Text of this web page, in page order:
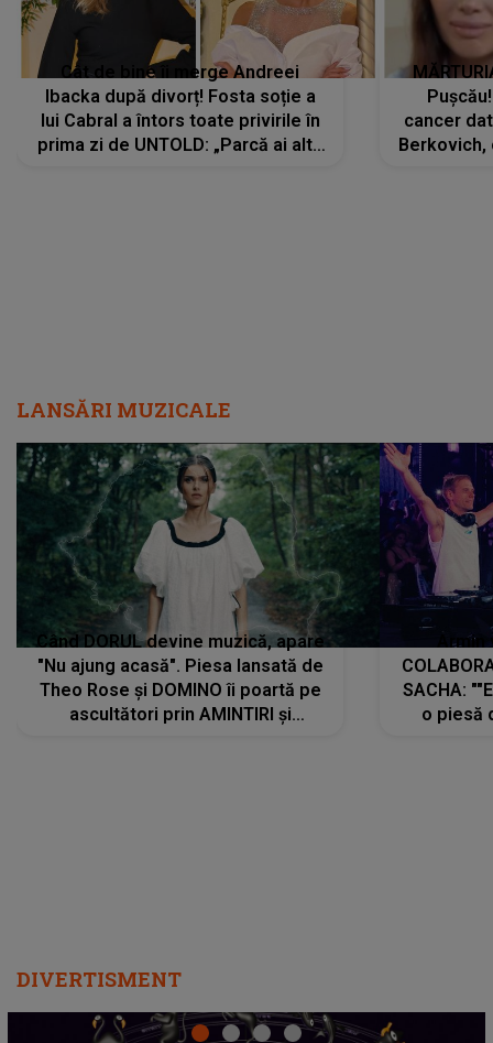
Cât de bine îi merge Andreei
Ibacka după divorț! Fosta soție a
lui Cabral a întors toate privirile în
prima zi de UNTOLD: „Parcă ai altă
cancer
Berkovich,
LANSĂRI MUZICALE
Când DORUL devine muzică, apare
"Nu ajung acasă". Piesa lansată de
Theo Rose și DOMINO îi poartă pe
ascultători prin AMINTIRI și
SACHA:
o piesă
DIVERTISMENT